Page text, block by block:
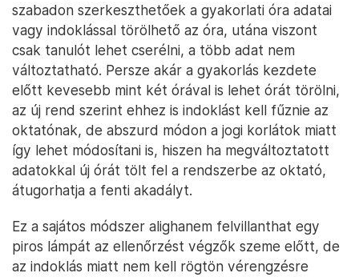
szabadon szerkeszthetőek a gyakorlati óra adatai
vagy indoklással törölhető az óra, utána viszont
csak tanulót lehet cserélni, a több adat nem
változtatható. Persze akár a gyakorlás kezdete
előtt kevesebb mint két órával is lehet órát törölni,
az új rend szerint ehhez is indoklást kell fűznie az
oktatónak, de abszurd módon a jogi korlátok miatt
így lehet módosítani is, hiszen ha megváltoztatott
adatokkal új órát tölt fel a rendszerbe az oktató,
átugorhatja a fenti akadályt.
Ez a sajátos módszer alighanem felvillanthat egy
piros lámpát az ellenőrzést végzők szeme előtt, de
az indoklás miatt nem kell rögtön vérengzésre